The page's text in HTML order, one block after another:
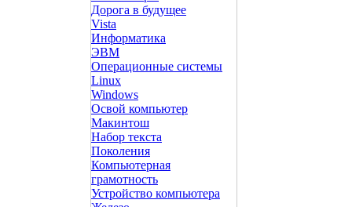
Дорога в будущее
Vista
Инфоpматика
ЭВМ
Операционные системы
Linux
Windows
Освой компьютер
Макинтош
Набор текста
Поколения
Компьютерная
грамотность
Устройство компьютера